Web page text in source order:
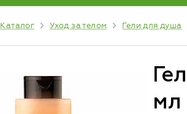
Каталог Уход за телом Гели для душа
мл